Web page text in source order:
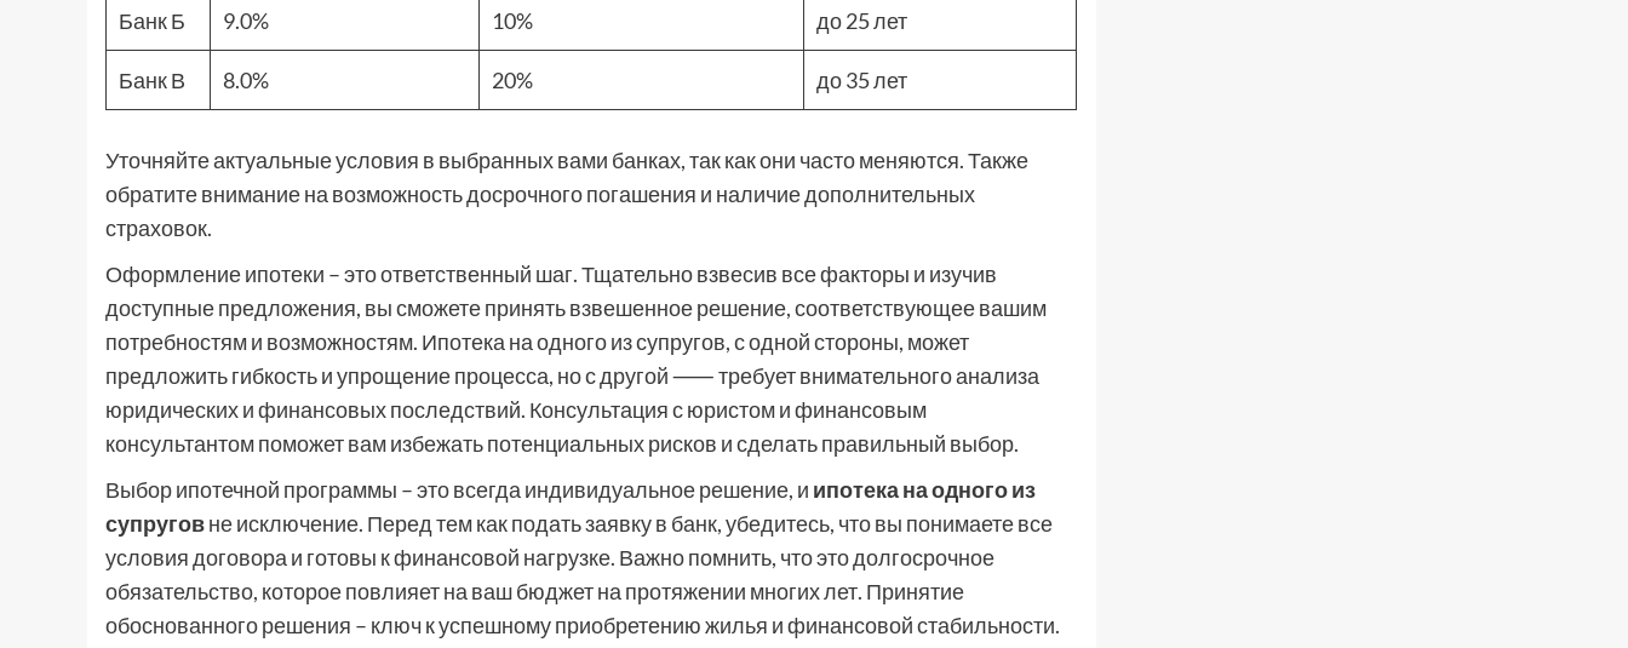
Банк Б 9.0% 10% до 25 лет
Банк В 8.0% 20% до 35 лет
Уточняйте актуальные условия в выбранных вами банках, так как они часто меняются. Также
обратите внимание на возможность досрочного погашения и наличие дополнительных
страховок.
Оформление ипотеки – это ответственный шаг. Тщательно взвесив все факторы и изучив
доступные предложения, вы сможете принять взвешенное решение, соответствующее вашим
потребностям и возможностям. Ипотека на одного из супругов, с одной стороны, может
предложить гибкость и упрощение процесса, но с другой ⸺ требует внимательного анализа
юридических и финансовых последствий. Консультация с юристом и финансовым
консультантом поможет вам избежать потенциальных рисков и сделать правильный выбор.
Выбор ипотечной программы – это всегда индивидуальное решение, и ипотека на одного из
супруговне исключение. Перед тем как подать заявку в банк, убедитесь, что вы понимаете все
условия договора и готовы к финансовой нагрузке. Важно помнить, что это долгосрочное
обязательство, которое повлияет на ваш бюджет на протяжении многих лет. Принятие
обоснованного решения – ключ к успешному приобретению жилья и финансовой стабильности.